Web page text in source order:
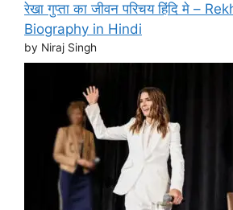
रेखा गुप्ता का जीवन परिचय हिंदि मे –
Biography in Hindi
by Niraj Singh